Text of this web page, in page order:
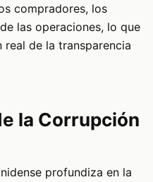
compradores, los
las operaciones, lo que
de la transparencia
la Corrupción
profundiza en la